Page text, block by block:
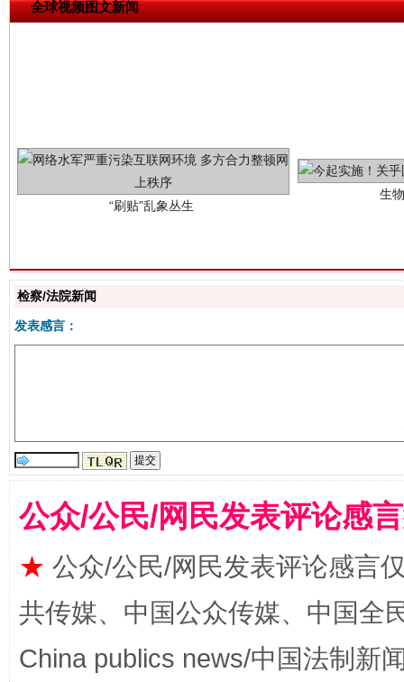
全球视频图文新闻
解纷+调解+退费，一次搞定
检察/法院新闻
发表感言：
公众/公民/网民发表评论感
★ 公众/公民/网民发表评论感言
共传媒、中国公众传媒、中国全
China publics news/中国法制新